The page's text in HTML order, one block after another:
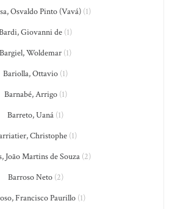
Osvaldo Pinto (Vavá) (1)
Giovanni de (1)
Bargiel, Woldemar (1)
Bariolla, Ottavio (1)
Barnabé, Arrigo(1)
Barreto, Uaná (1)
Christophe (1)
João Martins de Souza (2)
Barroso Neto(2)
Francisco Paurillo (1)